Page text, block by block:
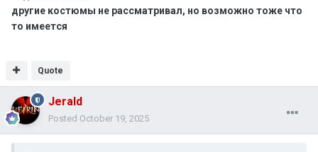
другие костюмы не рассматривал, но возможно тоже что
то имеется
Quote
Jerald
Posted October 19, 2025